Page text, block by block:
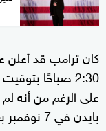
على الرغم من أنه
بايدن في 7 نوفمبر بعد فوزه في بنسلفانيا.